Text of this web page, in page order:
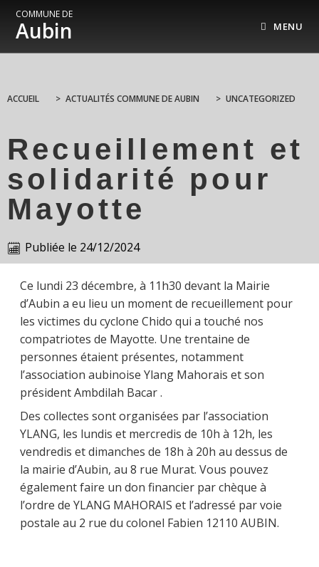
COMMUNE DE
Aubin MENU
ACCUEIL > ACTUALITÉS COMMUNE DE AUBIN > UNCATEGORIZED
Recueillement et
solidarité pour
Mayotte
Publiée le 24/12/2024
Ce lundi 23 décembre, à 11h30 devant la Mairie
d’Aubin a eu lieu un moment de recueillement pour
les victimes du cyclone Chido qui a touché nos
compatriotes de Mayotte. Une trentaine de
personnes étaient présentes, notamment
l’association aubinoise Ylang Mahorais et son
président Ambdilah Bacar .
Des collectes sont organisées par l’association
YLANG, les lundis et mercredis de 10h à 12h, les
vendredis et dimanches de 18h à 20h au dessus de
la mairie d’Aubin, au 8 rue Murat. Vous pouvez
également faire un don financier par chèque à
l’ordre de YLANG MAHORAIS et l’adressé par voie
postale au 2 rue du colonel Fabien 12110 AUBIN.